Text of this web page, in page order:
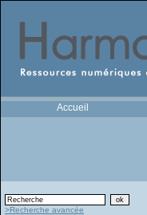
Accueil
>Recherche avancée